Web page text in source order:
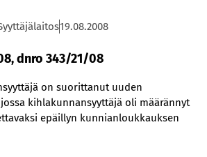
19.08.2008
dnro 343/21/08
on suorittanut uuden
kihlakunnansyyttäjä oli määrännyt
epäillyn kunnianloukkauksen